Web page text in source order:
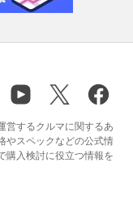
営するクルマに関するあ
やスペックなどの公式情
購入検討に役立つ情報を